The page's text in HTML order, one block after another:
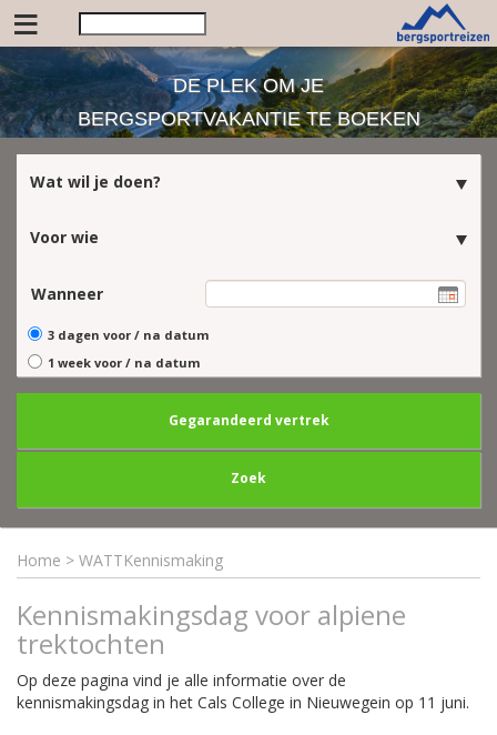
≡
DE PLEK OM JE
BERGSPORTVAKANTIE TE BOEKEN
Wat wil je doen?
Voor wie
Wanneer
3 dagen voor / na datum
1 week voor / na datum
Gegarandeerd vertrek
Zoek
Home > WATTKennismaking
Kennismakingsdag voor alpiene
trektochten
Op deze pagina vind je alle informatie over de
kennismakingsdag in het Cals College in Nieuwegein op 11 juni.